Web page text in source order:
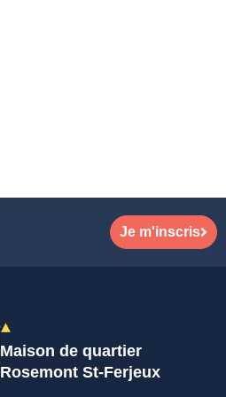
Je m'inscris
Maison de quartier
Rosemont St-Ferjeux